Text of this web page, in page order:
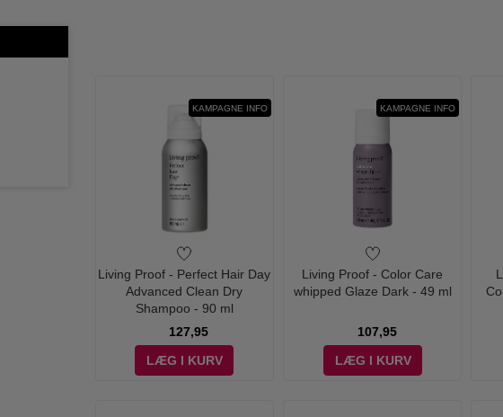
KAMPAGNE INFO
Living Proof - Perfect Hair Day
Advanced Clean Dry
Shampoo - 90 ml
127,95
LÆG I KURV
KAMPAGNE INFO
Living Proof - Color Care
whipped Glaze Dark - 49 ml
107,95
LÆG I KURV